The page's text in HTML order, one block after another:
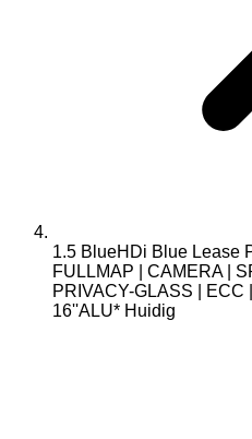
1.5 BlueHDi Blue Lease
FULLMAP | CAMERA |
PRIVACY-GLASS | ECC
16''ALU* Huidig